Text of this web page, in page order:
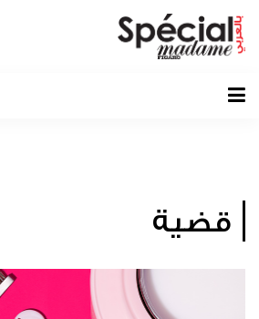
قضية